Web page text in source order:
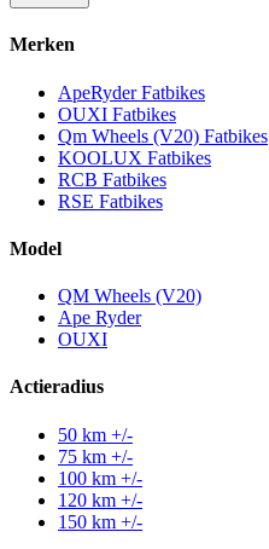
Merken
ApeRyder Fatbikes
OUXI Fatbikes
Qm Wheels (V20) Fatbikes
KOOLUX Fatbikes
RCB Fatbikes
RSE Fatbikes
Model
QM Wheels (V20)
Ape Ryder
OUXI
Actieradius
50 km +/-
75 km +/-
100 km +/-
120 km +/-
150 km +/-